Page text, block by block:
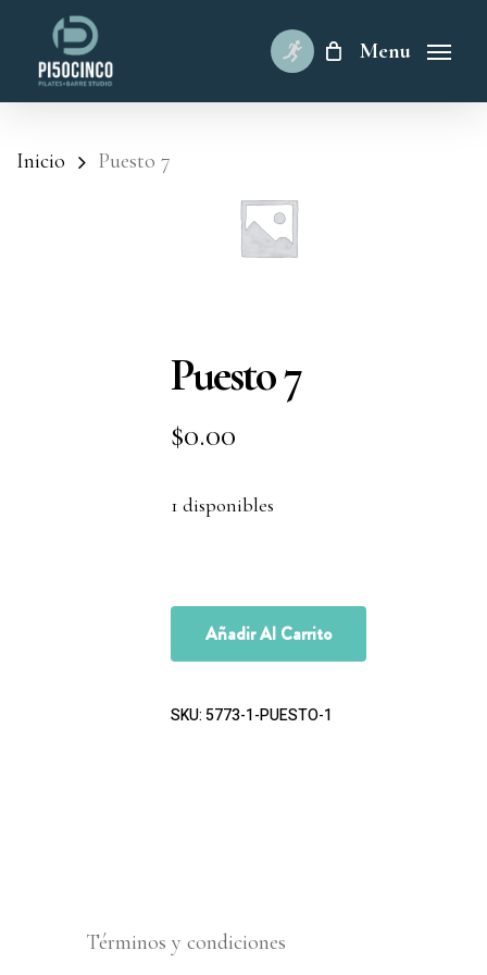
content
Menu
Inicio Puesto 7
Puesto 7
$0.00
1 disponibles
Añadir Al Carrito
SKU:5773-1-PUESTO-1
Términos y condiciones